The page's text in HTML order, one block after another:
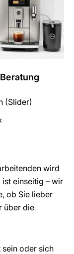
(Slider)
wird
einseitig – wir
ob Sie lieber
über die
oder sich